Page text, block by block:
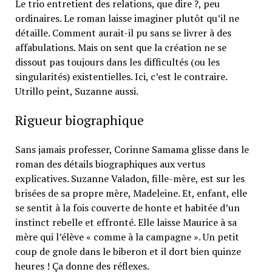
Le trio entretient des relations, que dire ?, peu
ordinaires. Le roman laisse imaginer plutôt qu’il ne
détaille. Comment aurait-il pu sans se livrer à des
affabulations. Mais on sent que la création ne se
dissout pas toujours dans les difficultés (ou les
singularités) existentielles. Ici, c’est le contraire.
Utrillo peint, Suzanne aussi.
Rigueur biographique
Sans jamais professer, Corinne Samama glisse dans le
roman des détails biographiques aux vertus
explicatives. Suzanne Valadon, fille-mère, est sur les
brisées de sa propre mère, Madeleine. Et, enfant, elle
se sentit à la fois couverte de honte et habitée d’un
instinct rebelle et effronté. Elle laisse Maurice à sa
mère qui l’élève « comme à la campagne ». Un petit
coup de gnole dans le biberon et il dort bien quinze
heures ! Ça donne des réflexes.